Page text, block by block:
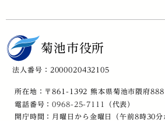
菊池市役所
法人番号：2000020432105
所在地：〒861-1392 熊本県菊池市隈府888
電話番号：0968-25-7111
（代表）
開庁時間：月曜日から金曜日（午前8時30分